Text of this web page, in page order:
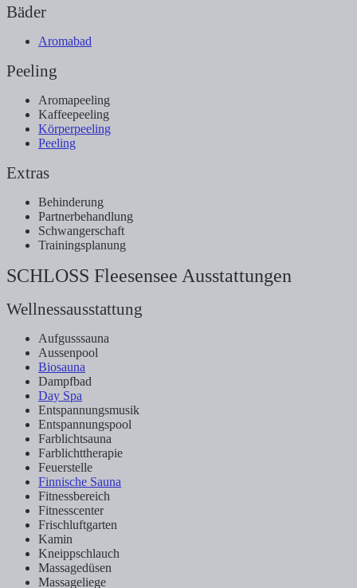
Bäder
Aromabad
Peeling
Aromapeeling
Kaffeepeeling
Körperpeeling
Peeling
Extras
Behinderung
Partnerbehandlung
Schwangerschaft
Trainingsplanung
SCHLOSS Fleesensee Ausstattungen
Wellnessausstattung
Aufgusssauna
Aussenpool
Biosauna
Dampfbad
Day Spa
Entspannungsmusik
Entspannungspool
Farblichtsauna
Farblichttherapie
Feuerstelle
Finnische Sauna
Fitnessbereich
Fitnesscenter
Frischluftgarten
Kamin
Kneippschlauch
Massagedüsen
Massageliege